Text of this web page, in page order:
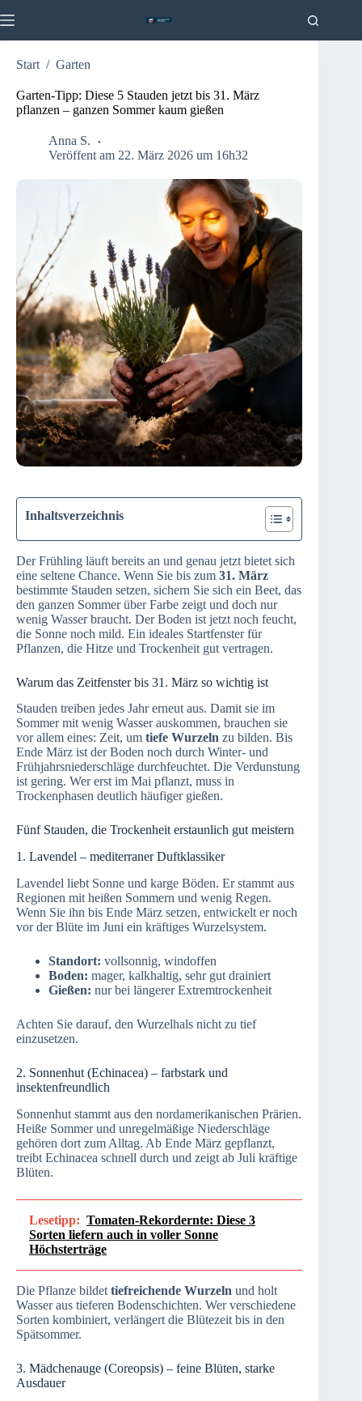
Inhalt
Start / Garten
Garten-Tipp: Diese 5 Stauden jetzt bis 31. März
pflanzen – ganzen Sommer kaum gießen
Anna S.
Veröffent am 22. März 2026 um 16h32
Inhaltsverzeichnis
Der Frühling läuft bereits an und genau jetzt bietet sich
eine seltene Chance. Wenn Sie bis zum 31. März
bestimmte Stauden setzen, sichern Sie sich ein Beet, das
den ganzen Sommer über Farbe zeigt und doch nur
wenig Wasser braucht. Der Boden ist jetzt noch feucht,
die Sonne noch mild. Ein ideales Startfenster für
Pflanzen, die Hitze und Trockenheit gut vertragen.
Warum das Zeitfenster bis 31. März so wichtig ist
Stauden treiben jedes Jahr erneut aus. Damit sie im
Sommer mit wenig Wasser auskommen, brauchen sie
vor allem eines: Zeit, um tiefe Wurzeln zu bilden. Bis
Ende März ist der Boden noch durch Winter- und
Frühjahrsniederschläge durchfeuchtet. Die Verdunstung
ist gering. Wer erst im Mai pflanzt, muss in
Trockenphasen deutlich häufiger gießen.
Fünf Stauden, die Trockenheit erstaunlich gut meistern
1. Lavendel – mediterraner Duftklassiker
Lavendel liebt Sonne und karge Böden. Er stammt aus
Regionen mit heißen Sommern und wenig Regen.
Wenn Sie ihn bis Ende März setzen, entwickelt er noch
vor der Blüte im Juni ein kräftiges Wurzelsystem.
Standort: vollsonnig, windoffen
Boden: mager, kalkhaltig, sehr gut drainiert
Gießen: nur bei längerer Extremtrockenheit
Achten Sie darauf, den Wurzelhals nicht zu tief
einzusetzen.
2. Sonnenhut (Echinacea) – farbstark und
insektenfreundlich
Sonnenhut stammt aus den nordamerikanischen Prärien.
Heiße Sommer und unregelmäßige Niederschläge
gehören dort zum Alltag. Ab Ende März gepflanzt,
treibt Echinacea schnell durch und zeigt ab Juli kräftige
Blüten.
Lesetipp: Tomaten-Rekordernte: Diese 3
Sorten liefern auch in voller Sonne
Höchsterträge
Die Pflanze bildet tiefreichende Wurzeln und holt
Wasser aus tieferen Bodenschichten. Wer verschiedene
Sorten kombiniert, verlängert die Blütezeit bis in den
Spätsommer.
3. Mädchenauge (Coreopsis) – feine Blüten, starke
Ausdauer